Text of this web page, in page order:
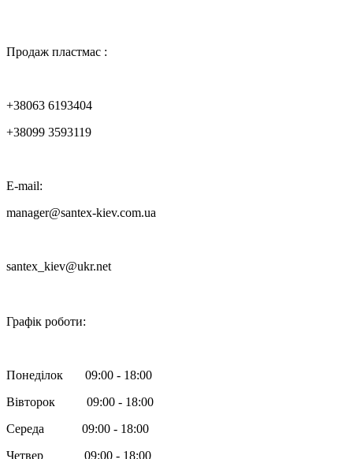
Продаж пластмас :
+38063 6193404
+38099 3593119
E-mail:
manager@santex-kiev.com.ua
santex_kiev@ukr.net
Графік роботи:
Понеділок 09:00 - 18:00
Вівторок 09:00 - 18:00
Середа 09:00 - 18:00
Четвер 09:00 - 18:00